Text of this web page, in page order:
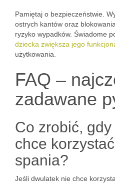
Pamiętaj o bezpieczeństwie.
ostrych kantów oraz
ryzyko wypadków. Świadome
dziecka zwiększa jego
użytkowania.
FAQ –
zadawane
Co zrobić,
chce
spania?
Jeśli dwulatek nie chce